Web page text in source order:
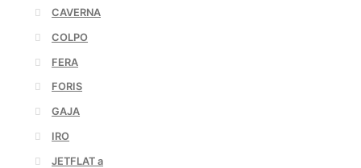
CAVERNA
COLPO
FERA
FORIS
GAJA
IRO
JETFLAT a